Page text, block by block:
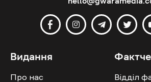
Видання
Про нас Відділ